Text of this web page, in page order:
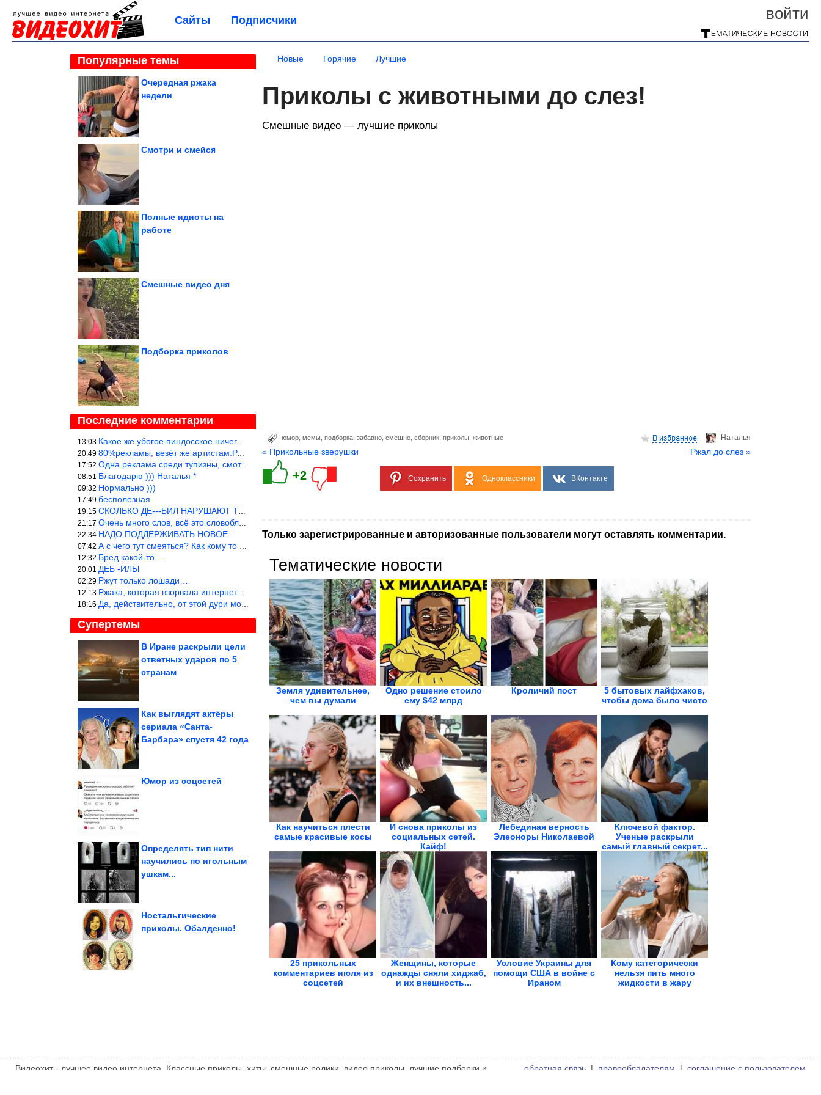
войти
Сайты Подписчики
Популярные темы
Очередная ржака
недели
Смотри и смейся
Полные идиоты на
работе
Смешные видео дня
Подборка приколов
Последние комментарии
13:03 Какое же убогое пиндосское ничего. Наташ, и не стыдно такую фигн
20:49 80%рекламы, везёт же артистам.Режиссёры, сценаристы вы где или к
17:52 Одна реклама среди тупизны, смотреть невозможно.
08:51 Благодарю ))) Наталья *
09:32 Нормально )))
17:49 бесполезная
19:15 СКОЛЬКО ДЕ---БИЛ НАРУШАЮТ ТЕХНИКУ БЕЗОПАСНОСТИ
21:17 Очень много слов, всё это словоблудие можно было уложить в 1 мин
22:34 НАДО ПОДДЕРЖИВАТЬ НОВОЕ
07:42 А с чего тут смеяться? Как кому то больно? Не смешно.
12:32 Бред какой-то…
20:01 ДЕБ -ИЛЫ
02:29 Ржут только лошади…
12:13 Ржака, которая взорвала интернет? Нет, количество рекламы выводи
18:16 Да, действительно, от этой дури можно ржать до слёз.
Супертемы
В Иране раскрыли цели
ответных ударов по 5
странам
Отличная идея из
салфетки
Как выглядят актёры
сериала «Санта-
Барбара» спустя 42 года
Пейзажи Кировской
Юмор из соцсетей
Определять тип нити
научились по игольным
ушкам...
Кому с 1 августа 2026
Ностальгические
приколы. Обалденно!
Новые Горячие Лучшие
Приколы с животными до слез!
Смешные видео — лучшие приколы
Hаталья
юмор мемы подборка забавно смешно сборник приколы животные
« Прикольные зверушки Ржал до слез »
+2 Сохранить Одноклассники ВКонтакте
Только зарегистрированные и авторизованные пользователи могут оставлять комментарии.
Тематические новости
Земля удивительнее,
чем вы думали
Одно решение стоило
ему $42 млрд
Кроличий пост
5 бытовых лайфхаков,
чтобы дома было чисто
Как научиться плести
самые красивые косы
И снова приколы из
социальных сетей.
Кайф!
Лебединая верность
Элеоноры Николаевой
Ключевой фактор.
Ученые раскрыли
самый главный секрет...
25 прикольных
комментариев июля из
соцсетей
Женщины, которые
однажды сняли хиджаб,
и их внешность...
Условие Украины для
помощи США в войне с
Ираном
Кому категорически
нельзя пить много
жидкости в жару
Видеохит - лучшее видео интернета. Классные приколы, хиты, смешные ролики, видео приколы, лучшие подборки и
обратная связь | правообладателям | соглашение с пользователем